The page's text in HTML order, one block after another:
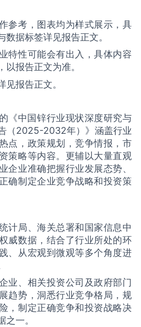
参考，图表均为样式展示，具
数据标签详见报告正文。
特性可能会有出入，具体内容
报告正文为准。
见报告正文。
《中国‌锌‌行业现状深度研究与
（2025-2032年）》涵盖行业
点，政策规划，竞争情报，市
策略等内容。更辅以大量直观
企业准确把握行业发展态势、
确制定企业竞争战略和投资策
计局、海关总署和国家信息中
威数据，结合了行业所处的环
、从宏观到微观等多个角度进
业、相关投资公司及政府部门
趋势，洞悉行业竞争格局，规
，制定正确竞争和投资战略决
一。